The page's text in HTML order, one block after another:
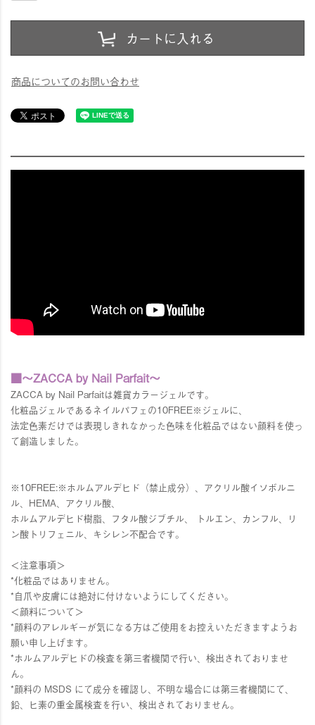
カートに入れる
商品についてのお問い合わせ
■～ZACCA by Nail Parfait～
ZACCA by Nail Parfaitは雑貨カラージェルです。
化粧品ジェルであるネイルパフェの10FREE※ジェルに、
法定色素だけでは表現しきれなかった色味を化粧品ではない顔料を使っ
て創造しました。
※10FREE:※ホルムアルデヒド（禁止成分）、アクリル酸イソボルニ
ル、HEMA、アクリル酸、
ホルムアルデヒド樹脂、フタル酸ジブチル、 トルエン、カンフル、リ
ン酸トリフェニル、キシレン不配合です。
＜注意事項＞
*化粧品ではありません。
*自爪や皮膚には絶対に付けないようにしてください。
＜顔料について＞
*顔料のアレルギーが気になる方はご使用をお控えいただきますようお
願い申し上げます。
*ホルムアルデヒドの検査を第三者機関で行い、検出されておりませ
ん。
*顔料の MSDS にて成分を確認し、不明な場合には第三者機関にて、
鉛、ヒ素の重金属検査を行い、検出されておりません。